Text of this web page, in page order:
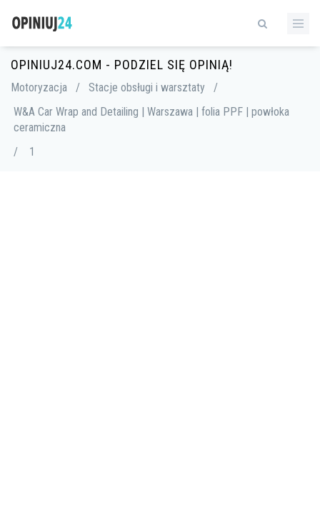
OPINIUJ24.COM - PODZIEL SIĘ OPINIĄ!
Motoryzacja / Stacje obsługi i warsztaty
/
W&A Car Wrap and Detailing | Warszawa | folia PPF | powłoka
ceramiczna
/
1